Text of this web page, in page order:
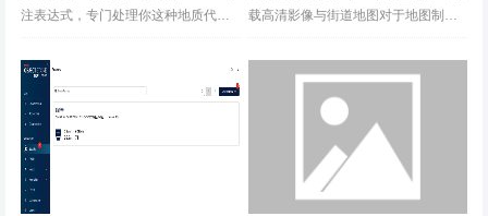
注表达式，专门处理你这种地质代
标 3，上标 pl+d，自动去掉末尾 ^直
接可用代码（ArcMap，VB...
载高清影像与街道地图对于地图制
至关重要。天地图作为官方出品的地
图服务，以其标准的数据、较快的影
像更新速度等特点受到广泛欢迎。以